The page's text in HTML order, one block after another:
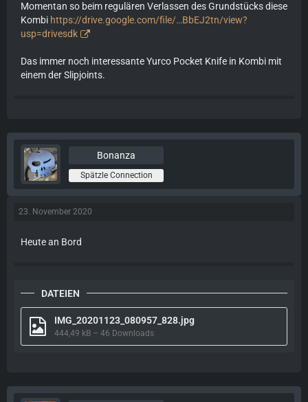
Momentan so beim regulären Verlassen des Grundstücks diese
Kombi https://drive.google.com/file/…BbEJ2tn/view?
usp=drivesdk
Das immer noch interessante Yurco Pocket Knife in Kombi mit
einem der Slipjoints.
Bonanza
Spätzle Connection
23. November 2020
Heute an Bord
DATEIEN
IMG_20201123_080957_828.jpg
444,49 kB – 46 Downloads